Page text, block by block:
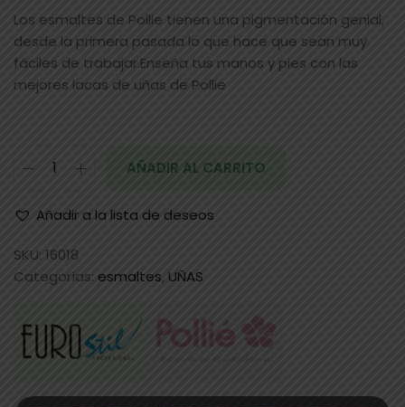
Los esmaltes de Pollie tienen una pigmentación genial,
desde la primera pasada lo que hace que sean muy
fáciles de trabajar.Enseña tus manos y pies con las
mejores lacas de uñas de Pollie
AÑADIR AL CARRITO
Añadir a la lista de deseos
SKU: 16018
Categorías: esmaltes, UÑAS